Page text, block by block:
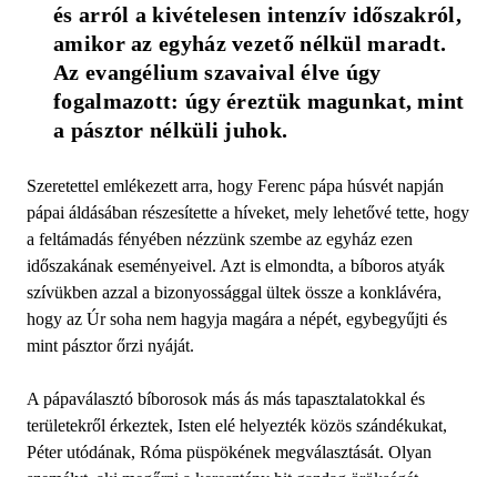
és arról a kivételesen intenzív időszakról,
amikor az egyház vezető nélkül maradt.
Az evangélium szavaival élve úgy
fogalmazott: úgy éreztük magunkat, mint
a pásztor nélküli juhok.
Szeretettel emlékezett arra, hogy Ferenc pápa húsvét napján
pápai áldásában részesítette a híveket, mely lehetővé tette, hogy
a feltámadás fényében nézzünk szembe az egyház ezen
időszakának eseményeivel. Azt is elmondta, a bíboros atyák
szívükben azzal a bizonyossággal ültek össze a konklávéra,
hogy az Úr soha nem hagyja magára a népét, egybegyűjti és
mint pásztor őrzi nyáját.
A pápaválasztó bíborosok más ás más tapasztalatokkal és
területekről érkeztek, Isten elé helyezték közös szándékukat,
Péter utódának, Róma püspökének megválasztását. Olyan